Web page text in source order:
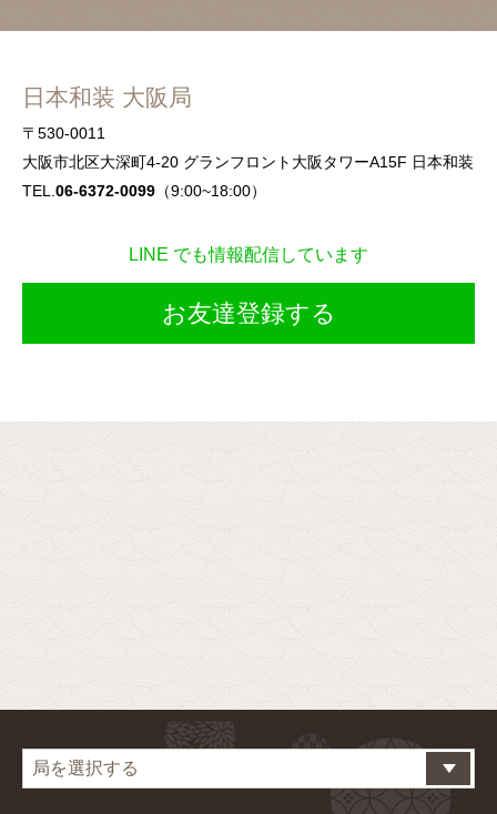
日本和装 大阪局
〒530-0011
大阪市北区大深町4-20 グランフロント大阪タワーA15F 日本和装
TEL. 06-6372-0099 （9:00~18:00）
LINE でも情報配信しています
お友達登録する